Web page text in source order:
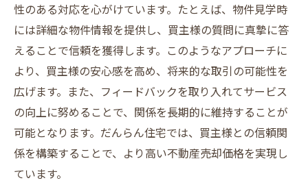
性のある対応を心がけています。たとえば、物件見学時
には詳細な物件情報を提供し、買主様の質問に真摯に答
えることで信頼を獲得します。このようなアプローチに
より、買主様の安心感を高め、将来的な取引の可能性を
広げます。また、フィードバックを取り入れてサービス
の向上に努めることで、関係を長期的に維持することが
可能となります。だんらん住宅では、買主様との信頼関
係を構築することで、より高い不動産売却価格を実現し
ています。